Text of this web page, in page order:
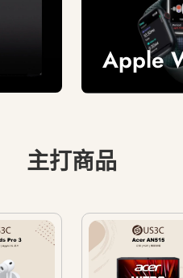
Apple
主打商品